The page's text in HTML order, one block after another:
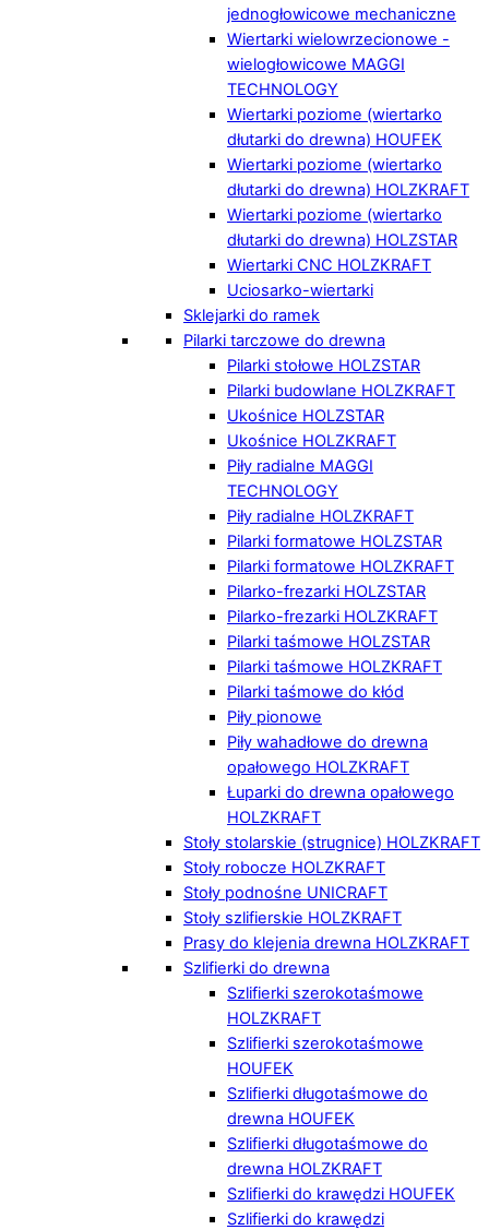
jednogłowicowe mechaniczne
Wiertarki wielowrzecionowe -
wielogłowicowe MAGGI
TECHNOLOGY
Wiertarki poziome (wiertarko
dłutarki do drewna) HOUFEK
Wiertarki poziome (wiertarko
dłutarki do drewna) HOLZKRAFT
Wiertarki poziome (wiertarko
dłutarki do drewna) HOLZSTAR
Wiertarki CNC HOLZKRAFT
Uciosarko-wiertarki
Sklejarki do ramek
Pilarki tarczowe do drewna
Pilarki stołowe HOLZSTAR
Pilarki budowlane HOLZKRAFT
Ukośnice HOLZSTAR
Ukośnice HOLZKRAFT
Piły radialne MAGGI
TECHNOLOGY
Piły radialne HOLZKRAFT
Pilarki formatowe HOLZSTAR
Pilarki formatowe HOLZKRAFT
Pilarko-frezarki HOLZSTAR
Pilarko-frezarki HOLZKRAFT
Pilarki taśmowe HOLZSTAR
Pilarki taśmowe HOLZKRAFT
Pilarki taśmowe do kłód
Piły pionowe
Piły wahadłowe do drewna
opałowego HOLZKRAFT
Łuparki do drewna opałowego
HOLZKRAFT
Stoły stolarskie (strugnice) HOLZKRAFT
Stoły robocze HOLZKRAFT
Stoły podnośne UNICRAFT
Stoły szlifierskie HOLZKRAFT
Prasy do klejenia drewna HOLZKRAFT
Szlifierki do drewna
Szlifierki szerokotaśmowe
HOLZKRAFT
Szlifierki szerokotaśmowe
HOUFEK
Szlifierki długotaśmowe do
drewna HOUFEK
Szlifierki długotaśmowe do
drewna HOLZKRAFT
Szlifierki do krawędzi HOUFEK
Szlifierki do krawędzi